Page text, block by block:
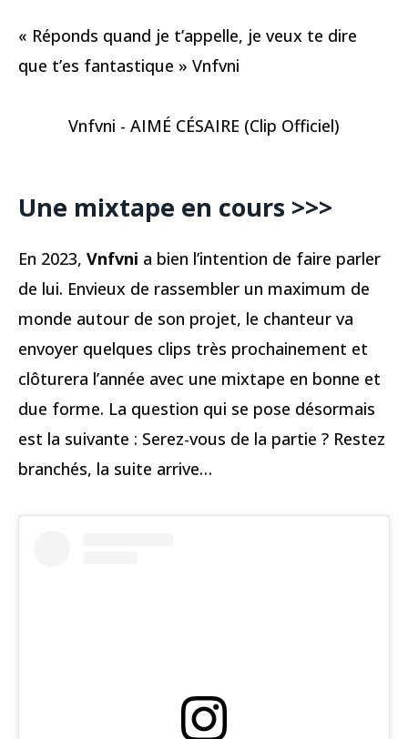
« Réponds quand je t’appelle, je veux te dire
que t’es fantastique » Vnfvni
Vnfvni - AIMÉ CÉSAIRE (Clip Officiel)
Une mixtape en cours >>>
En 2023, Vnfvni a bien l’intention de faire parler
de lui. Envieux de rassembler un maximum de
monde autour de son projet, le chanteur va
envoyer quelques clips très prochainement et
clôturera l’année avec une mixtape en bonne et
due forme. La question qui se pose désormais
est la suivante : Serez-vous de la partie ? Restez
branchés, la suite arrive…